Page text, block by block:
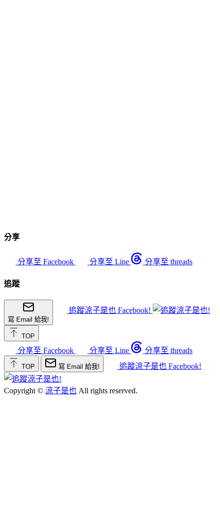
分享
分享至 Facebook 分享至 Line 分享至 threads
追蹤
寫 Email 給我!
追蹤涼子是也 Facebook!
TOP
分享至 Facebook 分享至 Line 分享至 threads
TOP 寫 Email 給我! 追蹤涼子是也 Facebook!
Copyright © 涼子是也 All rights reserved.